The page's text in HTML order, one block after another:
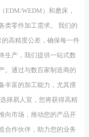
EDM/WEDM）和磨床，
类零件加工需求。 我们的
高精度公差，确保每一件
生产，我们提供一站式数
。通过与数百家制造商的
丰富的加工能力，尤其擅
择易人宣，您将获得高精
向市场，推动您的产品开
合作伙伴，助力您的业务